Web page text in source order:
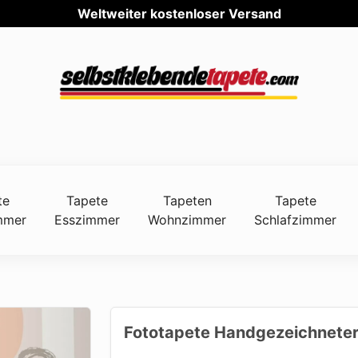
Weltweit
Tapete
Esszimmer
Tapeten
Wohnzimmer
Tapete
Schlafzimmer
Fototapete